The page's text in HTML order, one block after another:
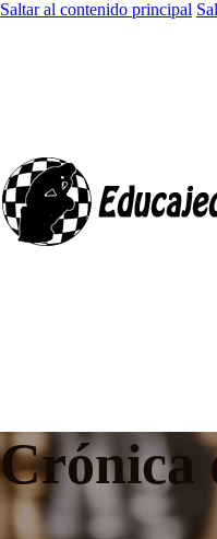
Saltar al contenido principal
Crónica